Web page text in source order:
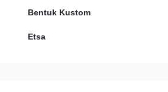
Bentuk Kustom
Etsa